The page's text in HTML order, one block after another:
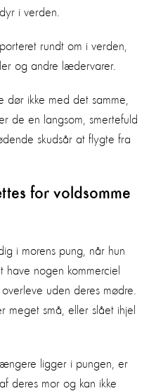
i verden.
rundt om i verden,
og andre lædervarer.
ikke med det samme,
de en langsom, smertefuld
skudsår at flygte fra
for voldsomme
i morens pung, når hun
have nogen kommerciel
uden deres mødre.
meget små, eller slået ihjel
ligger i pungen, er
deres mor og kan ikke